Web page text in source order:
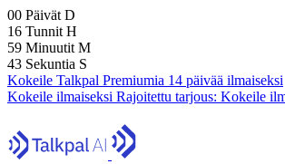
00 Päivät D
16 Tunnit H
59 Minuutit M
41 Sekuntia S
Kokeile Talkpal Premiumia 14 päivää ilmaiseksi
Kokeile ilmaiseksi Rajoitettu tarjous: Kokeile